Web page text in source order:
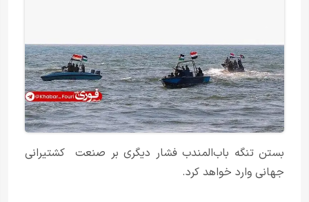
بستن تنگه باب‌المندب فشار دیگری بر صنعت کشتیرانی
جهانی وارد خواهد کرد.